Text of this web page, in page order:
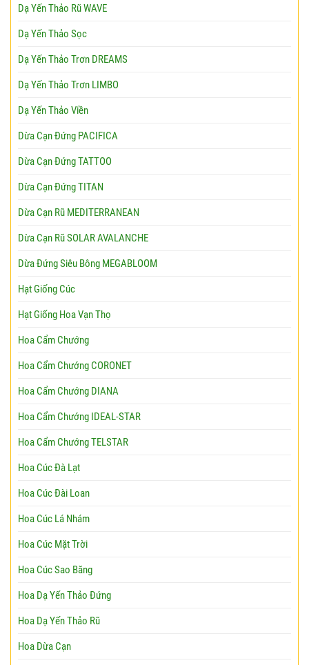
Dạ Yến Thảo Rũ WAVE
Dạ Yến Thảo Sọc
Dạ Yến Thảo Trơn DREAMS
Dạ Yến Thảo Trơn LIMBO
Dạ Yến Thảo Viền
Dừa Cạn Đứng PACIFICA
Dừa Cạn Đứng TATTOO
Dừa Cạn Đứng TITAN
Dừa Cạn Rũ MEDITERRANEAN
Dừa Cạn Rũ SOLAR AVALANCHE
Dừa Đứng Siêu Bông MEGABLOOM
Hạt Giống Cúc
Hạt Giống Hoa Vạn Thọ
Hoa Cẩm Chướng
Hoa Cẩm Chướng CORONET
Hoa Cẩm Chướng DIANA
Hoa Cẩm Chướng IDEAL-STAR
Hoa Cẩm Chướng TELSTAR
Hoa Cúc Đà Lạt
Hoa Cúc Đài Loan
Hoa Cúc Lá Nhám
Hoa Cúc Mặt Trời
Hoa Cúc Sao Băng
Hoa Dạ Yến Thảo Đứng
Hoa Dạ Yến Thảo Rũ
Hoa Dừa Cạn